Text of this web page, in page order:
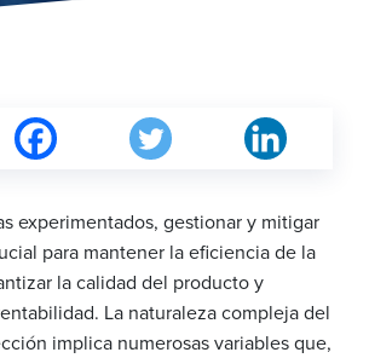
experimentados, gestionar y mitigar
para mantener la eficiencia de la
la calidad del producto y
La naturaleza compleja del
implica numerosas variables que,